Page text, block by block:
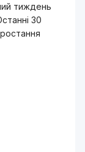
тиждень
30